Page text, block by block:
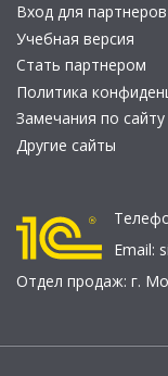
Вход для
Учебная версия
Стать партнером
Политика
Замечания по сайту
Другие сайты
Email:
Отдел продаж: г.